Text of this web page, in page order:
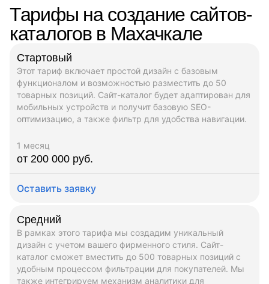
Тарифы на создание сайтов-
каталогов в Махачкале
Стартовый
Этот тариф включает простой дизайн с базовым
функционалом и возможностью разместить до 50
товарных позиций. Сайт-каталог будет адаптирован для
мобильных устройств и получит базовую SEO-
оптимизацию, а также фильтр для удобства навигации.
1 месяц
от 200 000 руб.
Оставить заявку
Средний
В рамках этого тарифа мы создадим уникальный
дизайн с учетом вашего фирменного стиля. Сайт-
каталог сможет вместить до 500 товарных позиций с
удобным процессом фильтрации для покупателей. Мы
также интегрируем механизм аналитики для